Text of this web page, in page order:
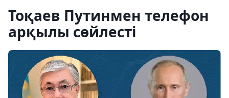
Тоқаев Путинмен телефон
арқылы сөйлесті